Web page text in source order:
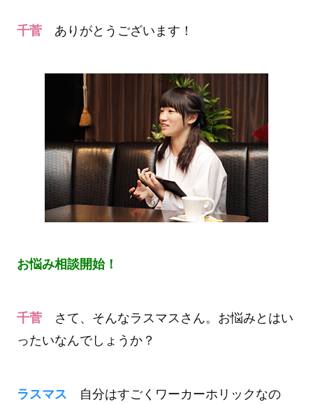
千菅ありがとうございます！
お悩み相談開始！
千菅さて、そんなラスマスさん。お悩みとはい
ったいなんでしょうか？
ラスマス 自分はすごくワーカーホリックなの